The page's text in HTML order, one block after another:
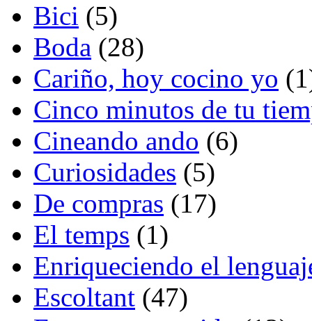
Bici (5)
Boda (28)
Cariño, hoy cocino yo
Cinco minutos de tu
Cineando ando (6)
Curiosidades (5)
De compras (17)
El temps (1)
Enriqueciendo el
Escoltant (47)